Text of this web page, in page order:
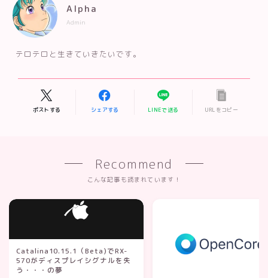
Alpha
Admin
テロテロと生きていきたいです。
ポストする シェアする LINEで送る URLをコピー
Recommend
こんな記事も読まれています！
Catalina10.15.1（Beta)でRX-
570がディスプレイシグナルを失
う・・・の夢